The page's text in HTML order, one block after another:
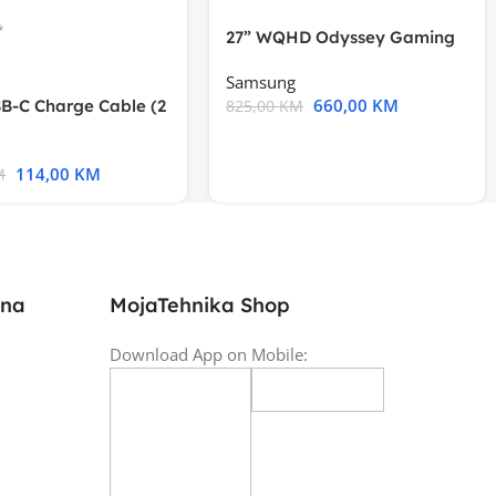
C Charge Cable (2
114,00 KM
27” WQHD Odyssey Gaming
Samsung
825,00KM 660,00 KM
MojaTehnika Shop
Download App on Mobile: